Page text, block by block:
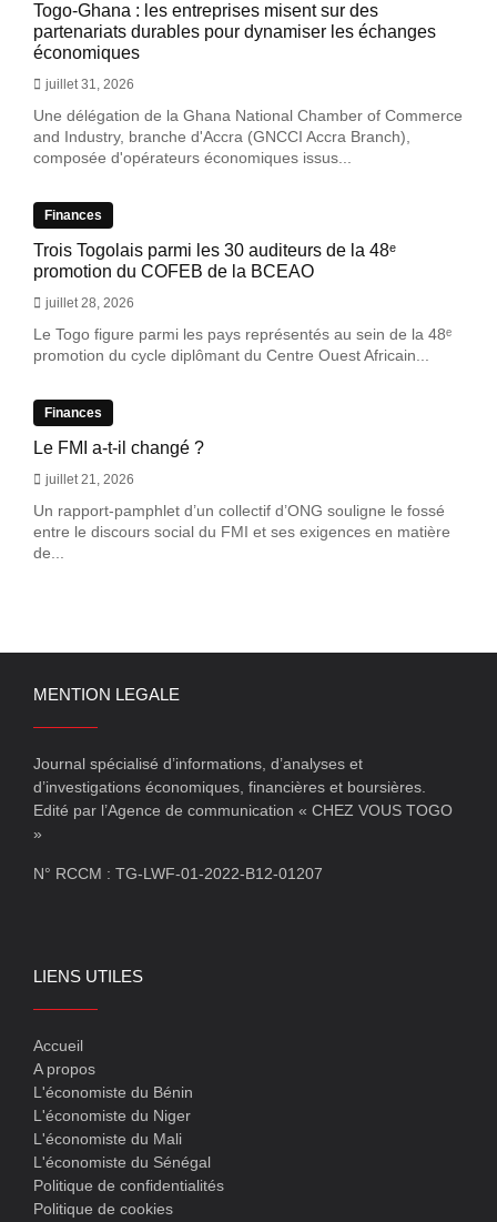
Togo-Ghana : les entreprises misent sur des
partenariats durables pour dynamiser les échanges
économiques
juillet 31, 2026
Une délégation de la Ghana National Chamber of Commerce
and Industry, branche d'Accra (GNCCI Accra Branch),
composée d'opérateurs économiques issus...
Finances
Trois Togolais parmi les 30 auditeurs de la 48ᵉ
promotion du COFEB de la BCEAO
juillet 28, 2026
Le Togo figure parmi les pays représentés au sein de la 48ᵉ
promotion du cycle diplômant du Centre Ouest Africain...
Finances
Le FMI a-t-il changé ?
juillet 21, 2026
Un rapport-pamphlet d’un collectif d’ONG souligne le fossé
entre le discours social du FMI et ses exigences en matière
de...
MENTION LEGALE
Journal spécialisé d’informations, d’analyses et
d’investigations économiques, financières et boursières.
Edité par l’Agence de communication « CHEZ VOUS TOGO
»
N° RCCM : TG-LWF-01-2022-B12-01207
LIENS UTILES
Accueil
A propos
L'économiste du Bénin
L'économiste du Niger
L'économiste du Mali
L'économiste du Sénégal
Politique de confidentialités
Politique de cookies